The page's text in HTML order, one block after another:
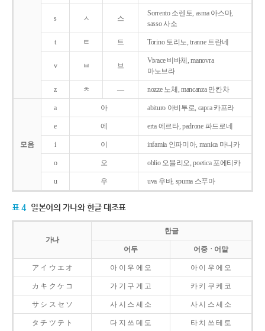
s ㅅ 스
Sorrento 소렌토, asma 아스마,
sasso 사소
t ㅌ 트 Torino 토리노, tranne 트란네
v ㅂ 브
Vivace 비바체, manovra
마노브라
z ㅊ ― nozze 노체, mancanza 만칸차
모음
a 아 abituro 아비투로, capra 카프라
e 에 erta 에르타, padrone 파드로네
i 이 infamia 인파미아, manica 마니카
o 오 oblio 오블리오, poetica 포에티카
u 우 uva 우바, spuma 스푸마
표 4 일본어의 가나와 한글 대조표
가나
한글
어두 어중ㆍ어말
ア イ ウ エ オ 아 이 우 에 오 아 이 우 에 오
カ キ ク ケ コ 가 기 구 게 고 카 키 쿠 케 코
サ シ ス セ ソ 사 시 스 세 소 사 시 스 세 소
タ チ ツ テ ト 다 지 쓰 데 도 타 치 쓰 테 토